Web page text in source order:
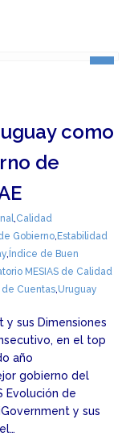
como
de
,Calidad
Gobierno, Estabilidad
, Índice de Buen
MESIAS de Calidad
de Cuentas,Uruguay
y sus Dimensiones
en el top
año
gobierno del
Evolución de
y sus